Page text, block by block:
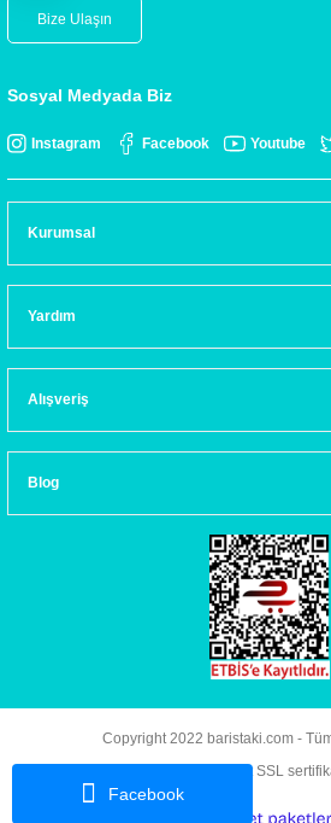
Facebook
Bize Ulaşın
Sosyal Medyada Biz
Instagram Facebook Youtube
Kurumsal
Yardım
Alışveriş
Blog
Copyright 2022 baristaki.com - Tüm
Kredi kartı bilgileriniz 256bit SSL